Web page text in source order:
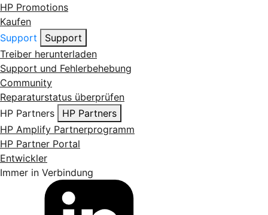
HP Promotions
Kaufen
Support
Support
Treiber herunterladen
Support und Fehlerbehebung
Community
Reparaturstatus überprüfen
HP Partners
HP Partners
HP Amplify Partnerprogramm
HP Partner Portal
Entwickler
Immer in Verbindung